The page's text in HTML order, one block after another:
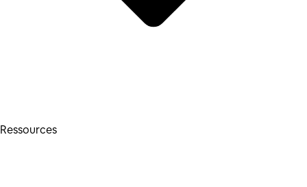
Ressources